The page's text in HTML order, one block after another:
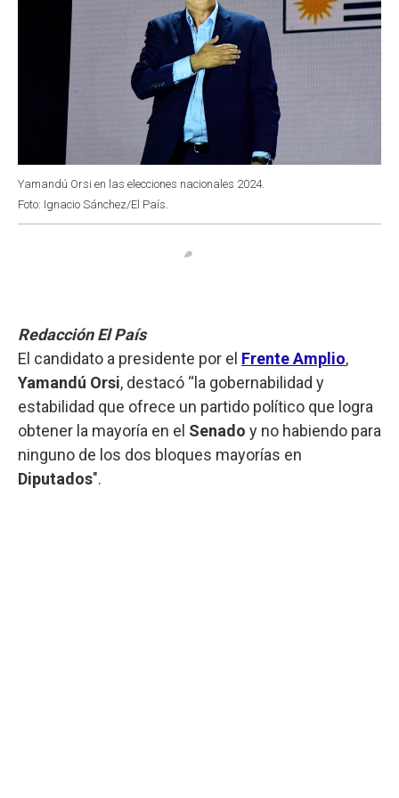
Yamandú Orsi en las elecciones nacionales 2024.
Foto: Ignacio Sánchez/El País.
Redacción El País
El candidato a presidente por el Frente Amplio,
Yamandú Orsi, destacó “la gobernabilidad y
estabilidad que ofrece un partido político que logra
obtener la mayoría en el Senado y no habiendo para
ninguno de los dos bloques mayorías en
Diputados".